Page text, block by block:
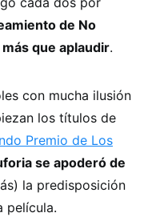
de No
que aplaudir.
con mucha ilusión
los títulos de
Premio de Los
se apoderó de
la predisposición
película.